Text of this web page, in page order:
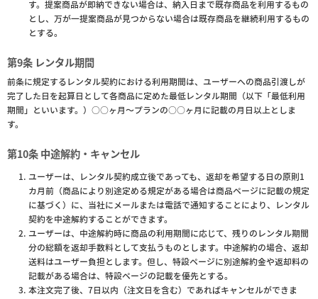
す。提案商品が即納できない場合は、納入日まで既存商品を利用するもの
とし、万が一提案商品が見つからない場合は既存商品を継続利用するもの
とする。
第9条 レンタル期間
前条に規定するレンタル契約における利用期間は、ユーザーへの商品引渡しが
完了した日を起算日として各商品に定めた最低レンタル期間（以下「最低利用
期間」といいます。）○○ヶ月〜プランの○○ヶ月に記載の月日以上としま
す。
第10条 中途解約・キャンセル
ユーザーは、レンタル契約成立後であっても、返却を希望する日の原則1
カ月前（商品により別途定める規定がある場合は商品ページに記載の規定
に基づく）に、当社にメールまたは電話で通知することにより、レンタル
契約を中途解約することができます。
ユーザーは、中途解約時に商品の利用期間に応じて、残りのレンタル期間
分の総額を返却手数料として支払うものとします。中途解約の場合、返却
送料はユーザー負担とします。但し、特設ページに別途解約金や返却料の
記載がある場合は、特設ページの記載を優先とする。
本注文完了後、7日以内（注文日を含む）であればキャンセルができま